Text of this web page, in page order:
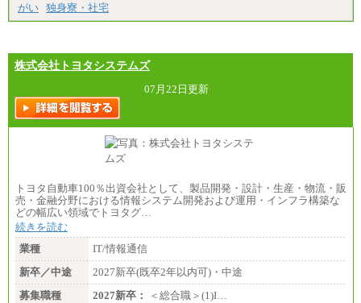
がい 独身寮・社宅
株式会社トヨタシステムズ
07月22日更新
トヨタ自動車100％出資会社として、製品開発・設計・生産・物流・販
売・金融分野における情報システム開発および運用・インフラ構築な
どの幅広い領域でトヨタグ…
続きを読む
業種
IT/情報通信
新卒／中途
2027新卒(既卒2年以内可)・中途
募集職種
2027新卒：
＜総合職＞(1)I…